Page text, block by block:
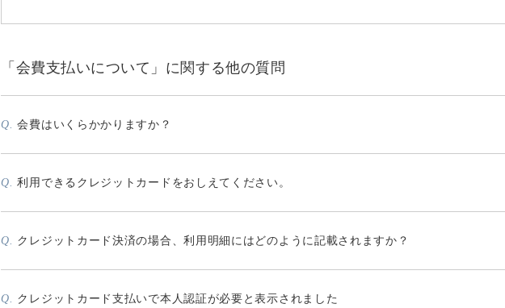
「会費支払いについて」に関する他の質問
Q. 会費はいくらかかりますか？
Q. 利用できるクレジットカードをおしえてください。
Q. クレジットカード決済の場合、利用明細にはどのように記載されますか？
Q. クレジットカード支払いで本人認証が必要と表示されました